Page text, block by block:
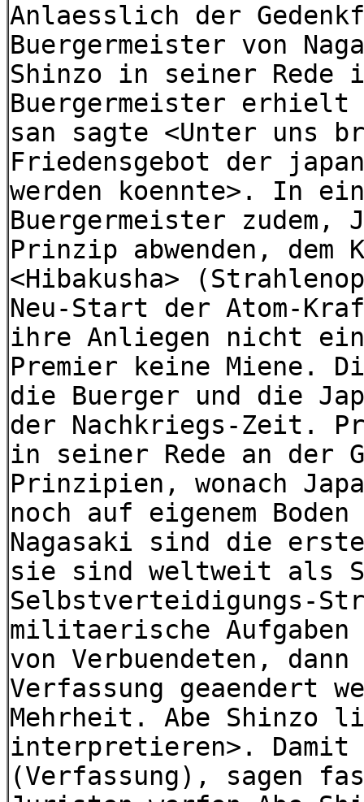
Anlaesslich der
Buergermeister von
Shinzo in seiner
Buergermeister erhielt
san sagte <Unter uns
Friedensgebot der
werden koennte>. In
Buergermeister
Prinzip abwenden, dem
<Hibakusha>
Neu-Start der Atom-
ihre Anliegen nicht
Premier keine Miene.
die Buerger und die
der Nachkriegs-Zeit.
in seiner Rede an der
Prinzipien, wonach
noch auf eigenem
Nagasaki sind die
sie sind weltweit als
Selbstverteidigungs-
militaerische Aufgaben
von Verbuendeten,
Verfassung geaendert
Mehrheit. Abe Shinzo
interpretieren>. Damit
(Verfassung), sagen